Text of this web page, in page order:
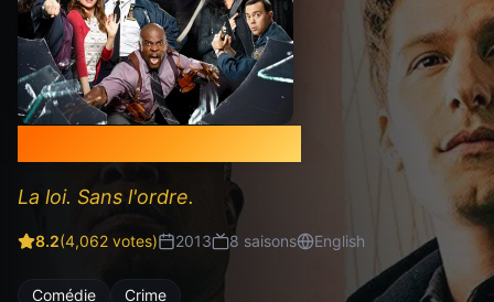
La loi. Sans l'ordre.
8.2(4,062 votes) 2013 8 saisons English
Comédie Crime